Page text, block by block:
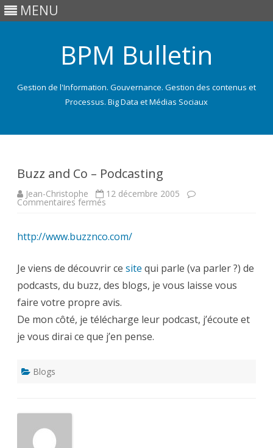
MENU
BPM Bulletin
Gestion de l'Information. Gouvernance. Gestion des contenus et
Processus. Big Data et Médias Sociaux
Buzz and Co – Podcasting
Jean-Christophe 12 décembre 2005
Commentaires fermés
–
Podcasting
http://www.buzznco.com/
Je viens de découvrir ce site qui parle (va parler ?) de
podcasts, du buzz, des blogs, je vous laisse vous
faire votre propre avis.
De mon côté, je télécharge leur podcast, j’écoute et
je vous dirai ce que j’en pense.
Blogs